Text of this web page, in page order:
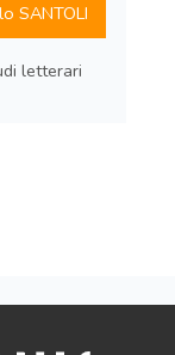
SANTOLI
letterari